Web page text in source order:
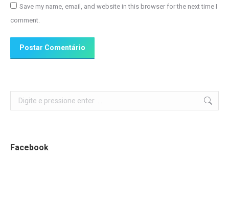
Save my name, email, and website in this browser for the next time I
comment.
Postar Comentário
Search:
Facebook